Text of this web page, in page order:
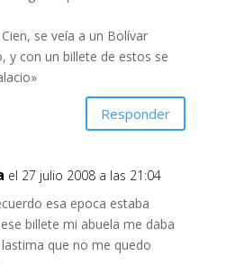
se veía a un Bolívar
y con un billete de estos se
Responder
el 27 julio 2008 a las 21:04
esa epoca estaba
billete mi abuela me daba
que no me quedo